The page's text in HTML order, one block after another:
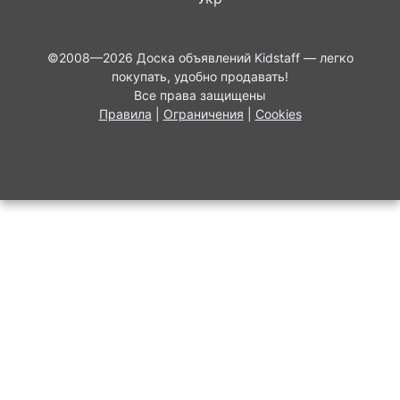
©2008—2026 Доска объявлений Kidstaff— легко
покупать, удобно продавать!
Все права защищены
Правила
Ограничения Cookies